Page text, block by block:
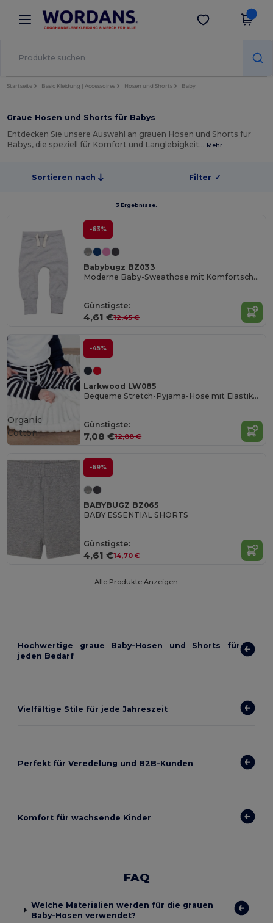
× Wordans App
Bessere Preise in der App!
App holen
Startseite Basic Kleidung | Accessoires Hosen und Shorts Baby
Graue Hosen und Shorts für Babys
Entdecken Sie unsere Auswahl an grauen Hosen und Shorts für
Babys, die speziell für Komfort und Langlebigkeit… Mehr
Sortieren nach Filter ✓
3 Ergebnisse.
-63%
Babybugz BZ033
Moderne Baby-Sweathose mit Komfortschnitt
Günstigste:
4,61 €12,45 €
-45%
Larkwood LW085
Bequeme Stretch-Pyjama-Hose mit Elastikbund
Günstigste:
7,08 €12,88 €
Organic
Cotton
-69%
BABYBUGZ BZ065
BABY ESSENTIAL SHORTS
Günstigste:
4,61 €14,70 €
Alle Produkte Anzeigen.
Hochwertige graue Baby-Hosen und Shorts für
jeden Bedarf
Vielfältige Stile für jede Jahreszeit
Perfekt für Veredelung und B2B-Kunden
Komfort für wachsende Kinder
FAQ
Welche Materialien werden für die grauen
Baby-Hosen verwendet?